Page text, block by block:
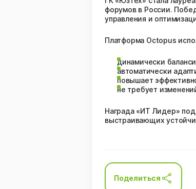
форумов в России.
управления и
Платформа Octopus
динамически
автоматически
повышает
не требует
Награда «ИТ Лидер»
выстраивающих
Поделиться